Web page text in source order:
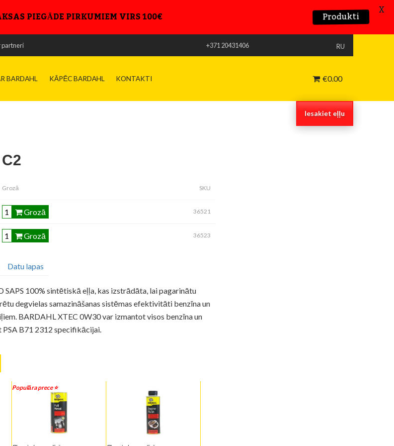
partneri +371 20431406 RU
Iesakiet eļļu
BARDAHL KĀPĒC BARDAHL KONTAKTI €0.00
Grozā SKU
Grozā 36521
Grozā 36523
Datu lapas
SAPS 100% sintētiskā eļļa, kas izstrādāta, lai pagarinātu
degvielas samazināšanas sistēmas efektivitāti benzīna un
BARDAHL XTEC 0W30 var izmantot visos benzīna un
B71 2312 specifikācijai.
Populāra prece ⭐️
PIEGĀDE PIRKUMIEM VIRS 100€ Produkti X